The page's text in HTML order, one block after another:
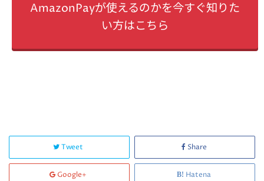
AmazonPayが使えるのかを今すぐ知りた
い方はこちら
Tweet Share
Google+ Hatena